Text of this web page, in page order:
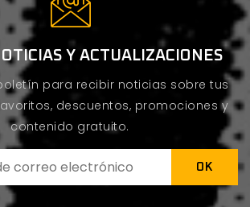
Y ACTUALIZACIONES
para recibir noticias sobre tus
descuentos, promociones y
contenido gratuito.